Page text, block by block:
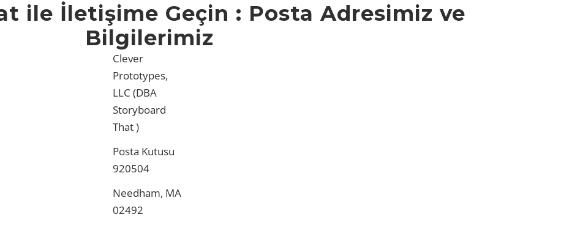
ile İletişime Geçin : Posta Adresimiz ve
Bilgilerimiz
Clever
Prototypes,
LLC (DBA
Storyboard
That )
Posta Kutusu
920504
Needham, MA
02492